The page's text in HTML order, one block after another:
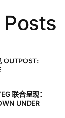
OUTPOST:
联合呈现：
UNDER